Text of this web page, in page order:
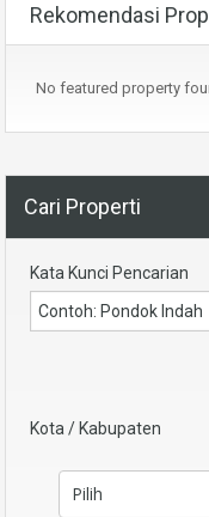
Rekomendasi
No featured property
Cari Properti
Kata Kunci Pencarian
Kota / Kabupaten